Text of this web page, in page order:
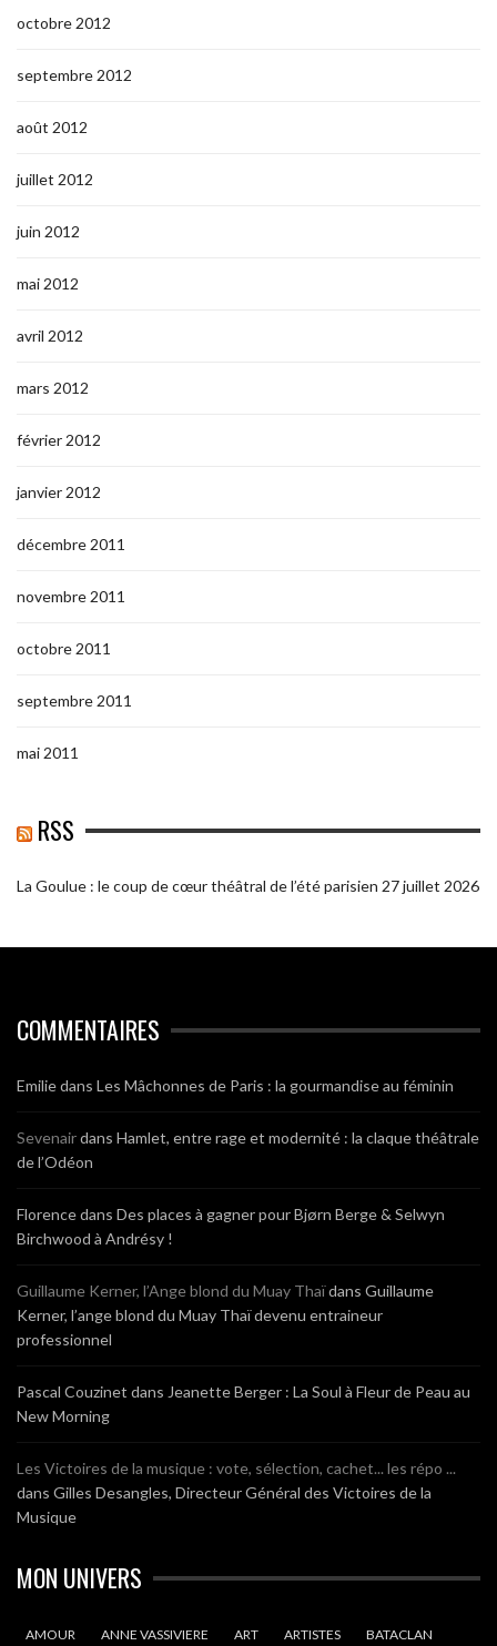
octobre 2012
septembre 2012
août 2012
juillet 2012
juin 2012
mai 2012
avril 2012
mars 2012
février 2012
janvier 2012
décembre 2011
novembre 2011
octobre 2011
septembre 2011
mai 2011
RSS
La Goulue : le coup de cœur théâtral de l’été parisien 27 juillet 2026
COMMENTAIRES
Emiliedans Les Mâchonnes de Paris : la gourmandise au féminin
Sevenairdans Hamlet, entre rage et modernité : la claque théâtrale
de l’Odéon
Florencedans Des places à gagner pour Bjørn Berge & Selwyn
Birchwood à Andrésy !
Guillaume Kerner, l’Ange blond du Muay Thaïdans Guillaume
Kerner, l’ange blond du Muay Thaï devenu entraineur
professionnel
Pascal Couzinet dans Jeanette Berger : La Soul à Fleur de Peau au
New Morning
Les Victoires de la musique : vote, sélection, cachet... les répo ...
dans Gilles Desangles, Directeur Général des Victoires de la
Musique
MON UNIVERS
AMOUR ANNE VASSIVIERE ART ARTISTES BATACLAN